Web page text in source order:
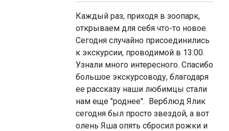
Каждый раз, приходя в зоопарк,
открываем для себя что-то новое.
Сегодня случайно присоединились
к экскурсии, проводимой в 13:00.
Узнали много интересного. Спасибо
большое экскурсоводу, благодаря
ее рассказу наши любимцы стали
нам еще "роднее". Верблюд Ялик
сегодня был просто звездой, а вот
олень Яша опять сбросил рожки и